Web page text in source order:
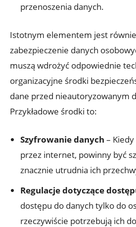
przenoszenia danych.
Istotnym elementem jest
zabezpieczenie danych
muszą wdrożyć odpowiednie
organizacyjne środki
dane przed nieautoryzowanym
Przykładowe środki to:
Szyfrowanie danych – Kiedy
przez internet, powinny być
znacznie utrudnia ich
Regulacje dotyczące
dostępu do danych tylko do
rzeczywiście potrzebują ich